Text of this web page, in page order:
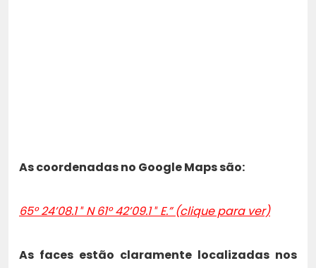
As coordenadas no Google Maps são:
65° 24’08.1 ″ N 61° 42’09.1 ″ E.” (clique para ver)
As faces estão claramente localizadas nos